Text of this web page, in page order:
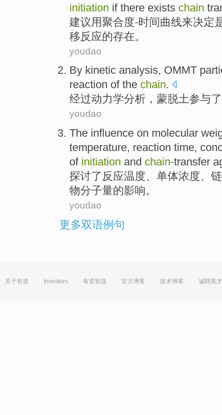
initiation if there exists chain
建议用 聚合度-时间曲线来决定
移反应的存在。
youdao
By kinetic analysis, OMMT
reaction of the chain.
经过动力学分析 ， 蒙脱土参与了
youdao
The influence on molecular
temperature, reaction time,
of initiation and chain-transfer
探讨了 反应温度、 单体浓度、链
物分子量的影响。
youdao
更多双语例句
关于有道 Investors 有道智选 官方博客 技术博客 诚聘英才